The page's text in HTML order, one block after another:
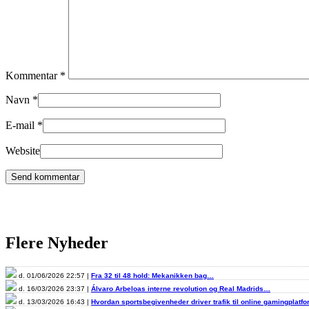
Kommentar *
Navn *
E-mail *
Website
Flere Nyheder
d. 01/06/2026 22:57 | Fra 32 til 48 hold: Mekanikken bag…
d. 16/03/2026 23:37 | Álvaro Arbeloas interne revolution og Real Madrids…
d. 13/03/2026 16:43 | Hvordan sportsbegivenheder driver trafik til online